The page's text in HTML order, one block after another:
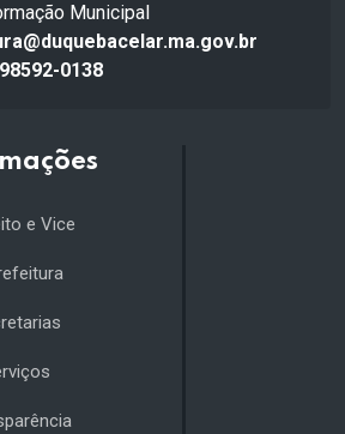
Municipal
0138
e Vice